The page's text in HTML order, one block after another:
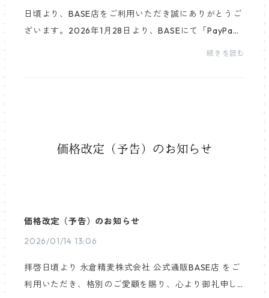
日頃より、BASE店をご利用いただき誠にありがとうご
ざいます。2026年1月28日より、BASEにて「PayPa
y」でのお支払いがご利用可能となりました。これに伴
続きを読む
価格改定（予告）のお知らせ
2026/01/14 13:06
拝啓日頃より 永倉精麦株式会社 公式通販BASE店 をご
利用いただき、格別のご愛顧を賜り、心より御礼申し